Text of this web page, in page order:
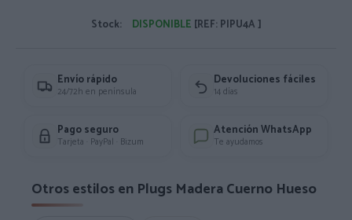
Stock: DISPONIBLE [REF: PIPU4A ]
Envío rápido
24/72h en península
Devoluciones fáciles
14 días
Pago seguro
Tarjeta · PayPal · Bizum
Atención WhatsApp
Te ayudamos
Otros estilos en Plugs Madera Cuerno Hueso